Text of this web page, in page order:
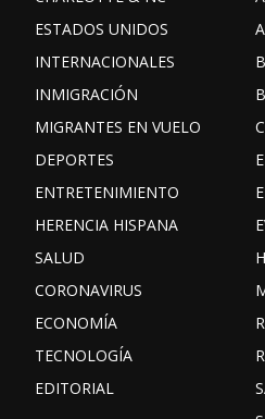
ESTADOS UNIDOS
INTERNACIONALES
INMIGRACIÓN
MIGRANTES EN VUELO
DEPORTES
ENTRETENIMIENTO
HERENCIA HISPANA
SALUD
CORONAVIRUS
ECONOMÍA
TECNOLOGÍA
EDITORIAL